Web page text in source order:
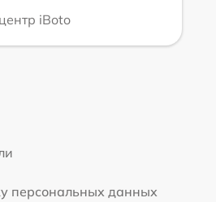
iBoto
персональных данных